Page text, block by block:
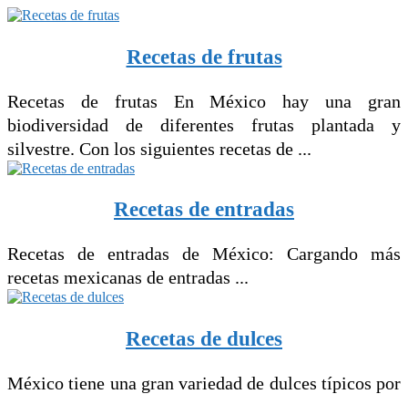
Recetas de frutas
Recetas de frutas En México hay una gran
biodiversidad de diferentes frutas plantada y
silvestre. Con los siguientes recetas de ...
Recetas de entradas
Recetas de entradas de México: Cargando más
recetas mexicanas de entradas ...
Recetas de dulces
México tiene una gran variedad de dulces típicos por